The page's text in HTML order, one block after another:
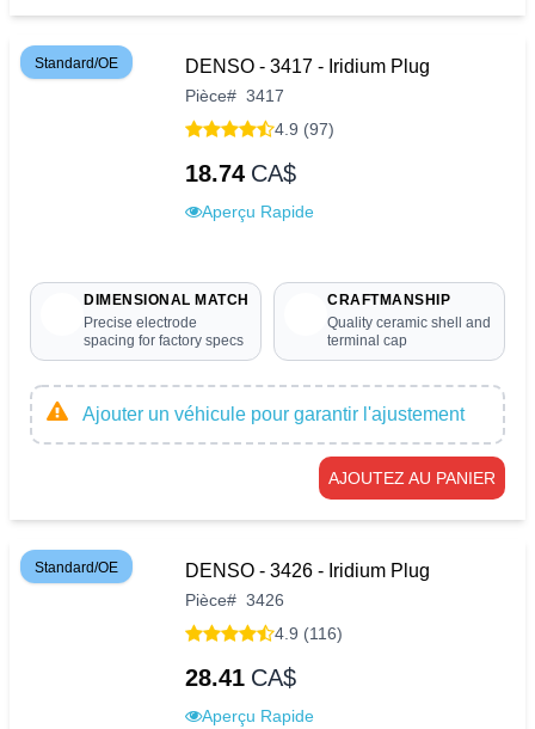
Standard/OE DENSO - 3417 - Iridium Plug
Pièce# 3417
4.9 (97)
18.74 CA$
Aperçu Rapide
DIMENSIONAL MATCH
Precise electrode
spacing for factory specs
CRAFTMANSHIP
Quality ceramic shell and
terminal cap
Ajouter un véhicule pour garantir l'ajustement
AJOUTEZ AU PANIER
Standard/OE DENSO - 3426 - Iridium Plug
Pièce# 3426
4.9 (116)
28.41 CA$
Aperçu Rapide